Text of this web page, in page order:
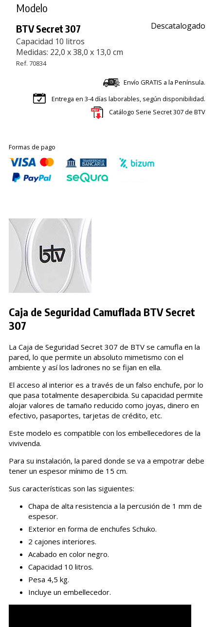
Modelo
BTV Secret 307
Capacidad 10 litros
Medidas: 22,0 x 38,0 x 13,0 cm
Ref. 70834
Descatalogado
Envío GRATIS a la Península.
Entrega en 3-4 días laborables, según disponibilidad.
Catálogo Serie Secret 307 de BTV
Formas de pago
Caja de Seguridad Camuflada BTV Secret
307
La Caja de Seguridad Secret 307 de BTV se camufla en la
pared, lo que permite un absoluto mimetismo con el
ambiente y así los ladrones no se fijan en ella.
El acceso al interior es a través de un falso enchufe, por lo
que pasa totalmente desapercibida. Su capacidad permite
alojar valores de tamaño reducido como joyas, dinero en
efectivo, pasaportes, tarjetas de crédito, etc.
Este modelo es compatible con los embellecedores de la
vivivenda.
Para su instalación, la pared donde se va a empotrar debe
tener un espesor mínimo de 15 cm.
Sus características son las siguientes:
Chapa de alta resistencia a la percusión de 1 mm de
espesor.
Exterior en forma de enchufes Schuko.
2 cajones interiores.
Acabado en color negro.
Capacidad 10 litros.
Pesa 4,5 kg.
Incluye un embellecedor.